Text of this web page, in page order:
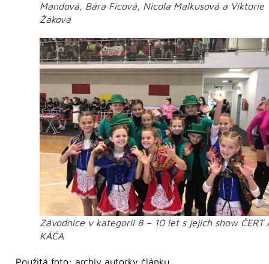
Mandová, Bára Ficová, Nicola Malkusová a Viktorie
Žáková
Závodnice v kategorii 8 – 10 let s jejich show ČERT
KÁČA
Použitá foto: archiv autorky článku